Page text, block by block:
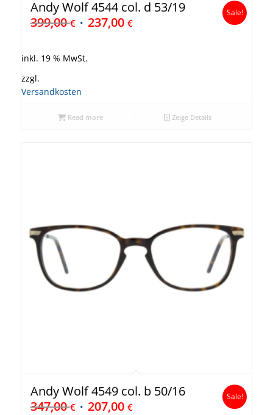
Andy Wolf 4544 col. d 53/19
399,00€ 237,00 €
Sale!
inkl. 19 % MwSt.
zzgl.
Versandkosten
Read more Zeige Details
Andy Wolf 4549 col. b 50/16
347,00€ 207,00 €
Sale!